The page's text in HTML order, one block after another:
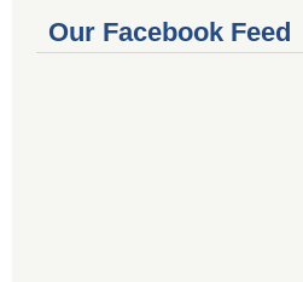
Our Facebook Feed